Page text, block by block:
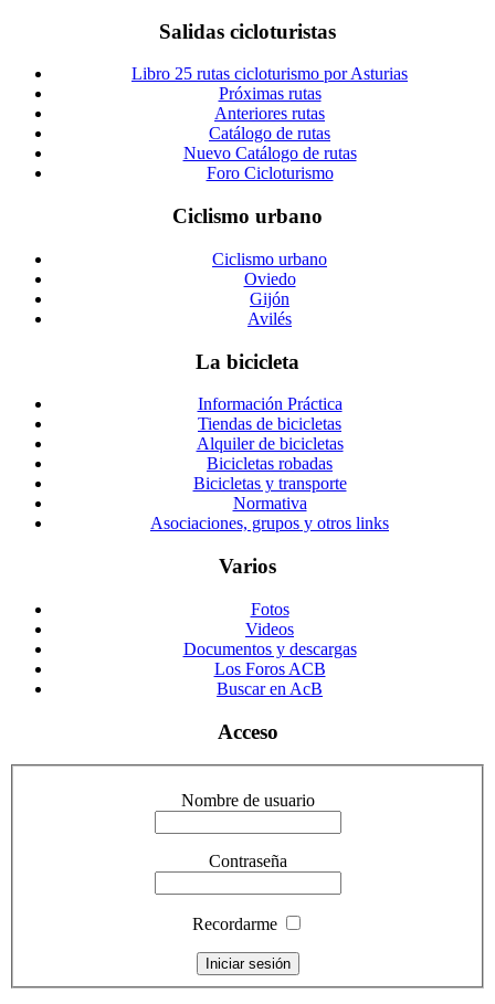
Salidas cicloturistas
Libro 25 rutas cicloturismo por Asturias
Próximas rutas
Anteriores rutas
Catálogo de rutas
Nuevo Catálogo de rutas
Foro Cicloturismo
Ciclismo urbano
Ciclismo urbano
Oviedo
Gijón
Avilés
La bicicleta
Información Práctica
Tiendas de bicicletas
Alquiler de bicicletas
Bicicletas robadas
Bicicletas y transporte
Normativa
Asociaciones, grupos y otros links
Varios
Fotos
Videos
Documentos y descargas
Los Foros ACB
Buscar en AcB
Acceso
Nombre de usuario
Contraseña
Recordarme